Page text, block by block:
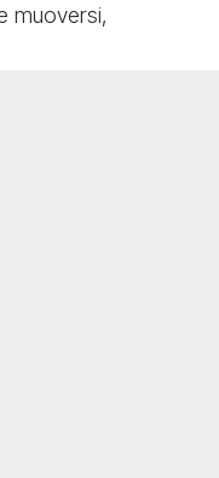
muoversi,